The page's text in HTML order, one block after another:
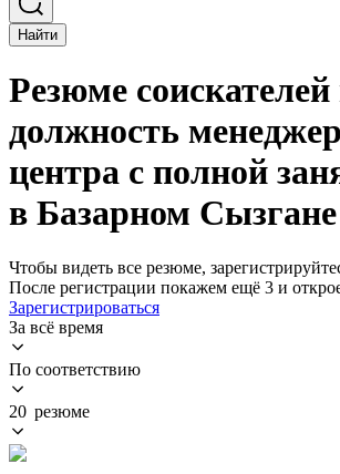
Найти
Резюме соискателей
должность
центра с полной
в Базарном Сызгане
Чтобы видеть все резюме,
После регистрации покажем ещё 3 и
Зарегистрироваться
За всё время
По соответствию
20 резюме